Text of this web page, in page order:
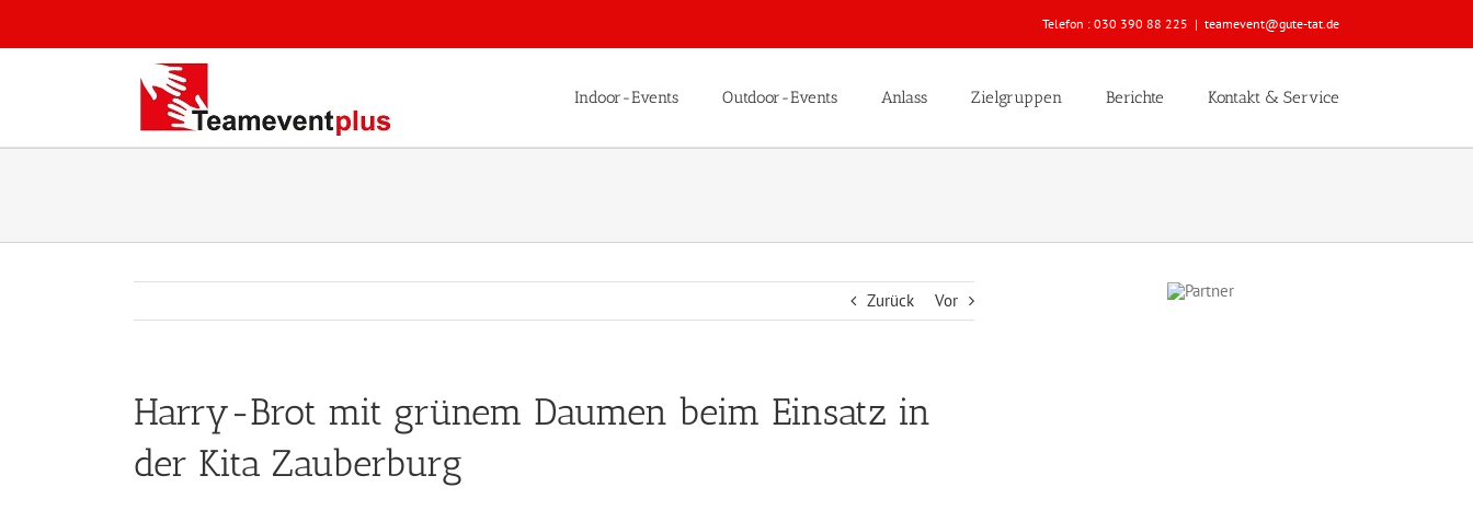
springen
Telefon : 030 390 88 225 | teamevent@gute-tat.de
Indoor-Events Outdoor-Events Anlass Zielgruppen Berichte Kontakt & Service
Zurück Vor
Harry-Brot mit grünem Daumen beim Einsatz in
der Kita Zauberburg